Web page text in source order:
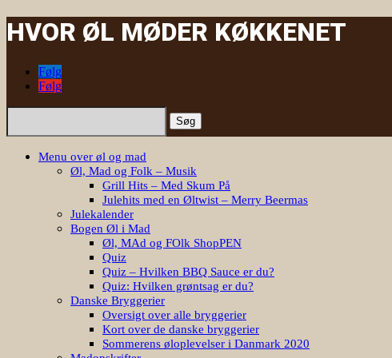
HVOR ØL MØDER KØKKENET
Følg
Følg
Søg
Menu over øl og mad
Øl, Mad og Folk – Musik
Grill Hits – Med Skum På
Julehits med en Øltwist – Merry Beermas
Julekalender
Bogen Øl i Mad
Øl, MAd og FOlk ShopPEN
Quiz
Quiz – Hvilken BBQ Sauce er du?
Quiz: Hvilken grøntsag er du?
Danske Bryggerier
Oversigt over alle bryggerier
Kort over de danske bryggerier
Sommerens øloplevelser i Danmark 2020